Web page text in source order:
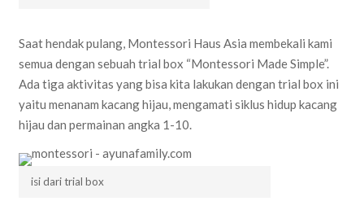
Saat hendak pulang, Montessori Haus Asia membekali kami
semua dengan sebuah trial box “Montessori Made Simple”.
Ada tiga aktivitas yang bisa kita lakukan dengan trial box ini
yaitu menanam kacang hijau, mengamati siklus hidup kacang
hijau dan permainan angka 1-10.
isi dari trial box